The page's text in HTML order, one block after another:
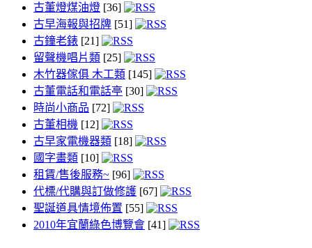
古董燈煤油燈 [36]
古早海報與招牌 [51]
古鐘老錶 [21]
留聲機唱片類 [25]
木竹器傢俱 木工類 [145]
古董電話和電話亭 [30]
時尚小商品 [72]
古董相機 [12]
古早家電機器類 [18]
國字畫類 [10]
租賃/售後服務~ [96]
代標/代購與訂做修護 [67]
聖誕道具情境佈置 [55]
2010年宜蘭綠色博覽會 [41]